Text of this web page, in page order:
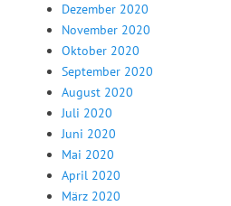
Dezember 2020
November 2020
Oktober 2020
September 2020
August 2020
Juli 2020
Juni 2020
Mai 2020
April 2020
März 2020